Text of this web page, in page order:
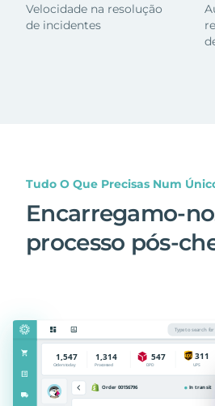
Velocidade na resolução
de incidentes
Tudo O Que Precisas Num
Encarregamo-
processo pós-